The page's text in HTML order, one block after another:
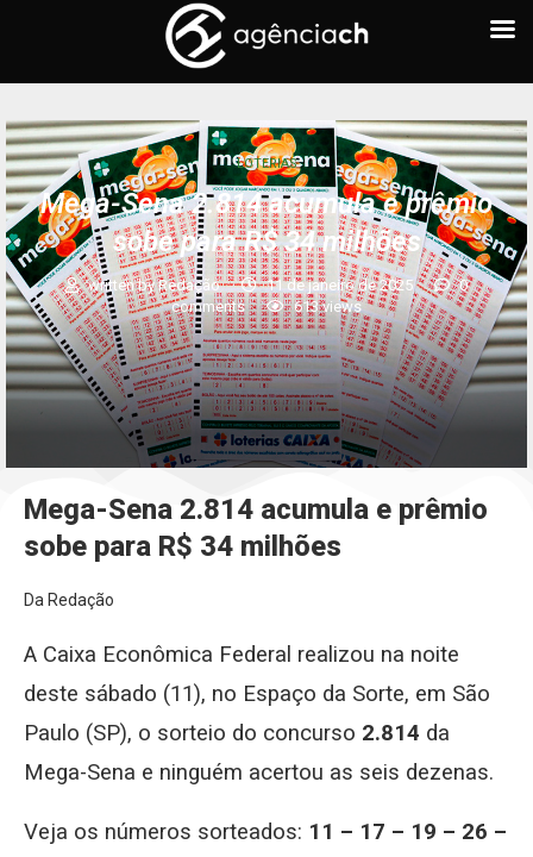
LOTERIAS
Mega-Sena 2.814 acumula e prêmio
sobe para R$ 34 milhões
written byRedação 11 de janeiro de 2025
0
comments
613views
Mega-Sena 2.814 acumula e prêmio
sobe para R$ 34 milhões
Da Redação
A Caixa Econômica Federal realizou na noite
deste sábado (11), no Espaço da Sorte, em São
Paulo (SP), o sorteio do concurso 2.814 da
Mega-Sena e ninguém acertou as seis dezenas.
Veja os números sorteados: 11 – 17 – 19 – 26 –